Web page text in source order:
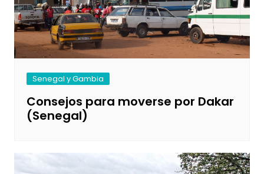
Senegal y Gambia
Consejos para moverse por Dakar
(Senegal)